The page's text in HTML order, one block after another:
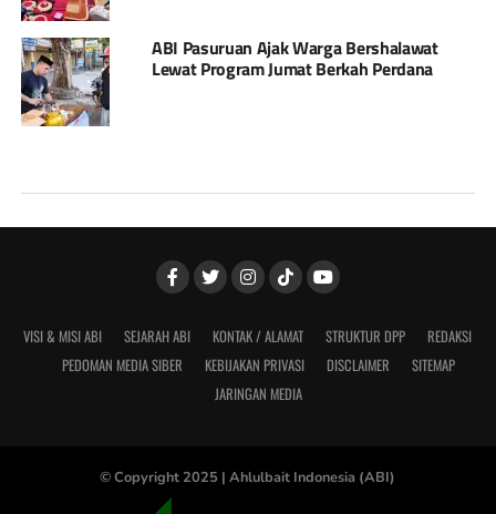
ABI Pasuruan Ajak Warga Bershalawat
Lewat Program Jumat Berkah Perdana
VISI & MISI ABI SEJARAH ABI KONTAK / ALAMAT STRUKTUR DPP
REDAKSI
PEDOMAN MEDIA SIBER
KEBIJAKAN PRIVASI DISCLAIMER
SITEMAP
JARINGAN MEDIA
© Copyright 2025 | Ahlulbait Indonesia (ABI)